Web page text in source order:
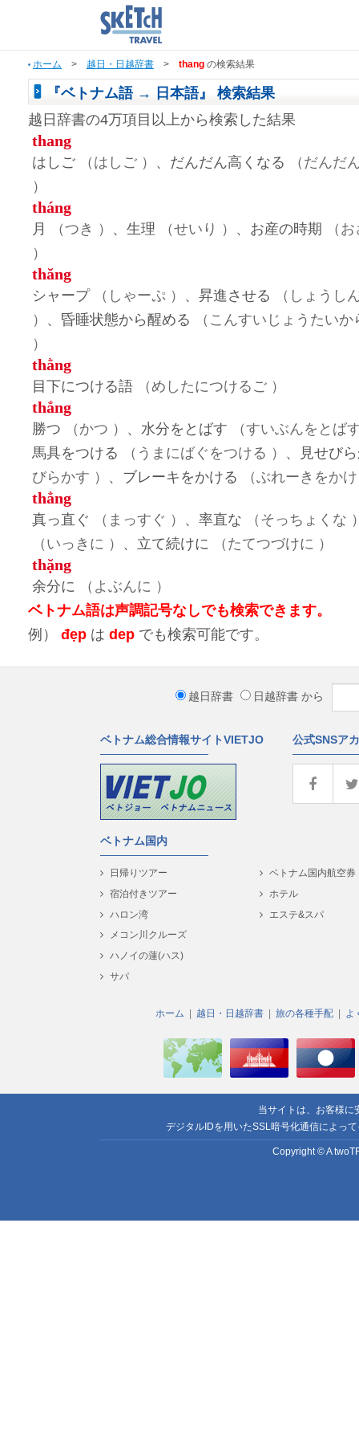
ホーム > 越日・日越辞書 > thang の検索結果
『ベトナム語 → 日本語』 検索結果
越日辞書の4万項目以上から検索した結果
thang
はしご （はしご ） 、だんだん高くなる （だんだ
）
tháng
月 （つき ） 、生理 （せいり ） 、お産の時期 （
）
thăng
シャープ（しゃーぷ ） 、昇進させる （しょうし
） 、昏睡状態から醒める （こんすいじょうたいか
）
thằng
目下につける語 （めしたにつけるご ）
thắng
勝つ （かつ ） 、水分をとばす （すいぶんをとば
馬具をつける （うまにばぐをつける ） 、見せび
びらかす ） 、ブレーキをかける （ぶれーきをか
thẳng
真っ直ぐ （まっすぐ ） 、率直な （そっちょくな
（いっきに ） 、立て続けに （たてつづけに ）
thặng
余分に （よぶんに ）
ベトナム語は声調記号なしでも検索できます。
例）
đẹp は dep でも検索可能です。
越日辞書 日越辞書 から
ベトナム総合情報サイトVIETJO 公式SNSア
ベトナム国内
日帰りツアー
宿泊付きツアー
ハロン湾
メコン川クルーズ
ハノイの蓮(ハス)
サパ
ベトナム国内航空券
ホテル
エステ&スパ
ホーム 越日・日越辞書 旅の各種手配 よ
当サイトは、お客様に
デジタルIDを用いたSSL暗号化通信によっ
Copyright © A